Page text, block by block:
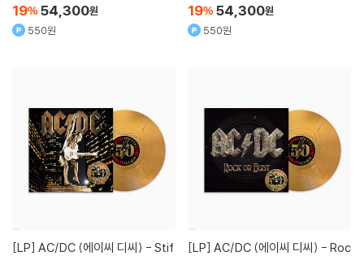
19% 54,300원
550원
19% 54,300원
550원
[LP] AC/DC (에이씨 디씨) - Stif
[LP] AC/DC (에이씨 디씨) - Roc